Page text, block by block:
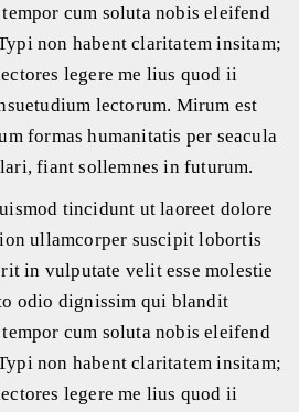
cum soluta nobis eleifend
non habent claritatem insitam;
legere me lius quod ii
lectorum. Mirum est
formas humanitatis per seacula
fiant sollemnes in futurum.
tincidunt ut laoreet dolore
ullamcorper suscipit lobortis
in vulputate velit esse molestie
odio dignissim qui blandit
cum soluta nobis eleifend
non habent claritatem insitam;
legere me lius quod ii